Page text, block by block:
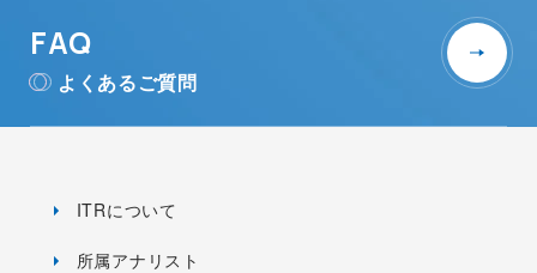
FAQ
よくあるご質問
ITRについて
所属アナリスト